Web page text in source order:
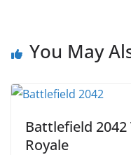
You May
Battlefield
Royale